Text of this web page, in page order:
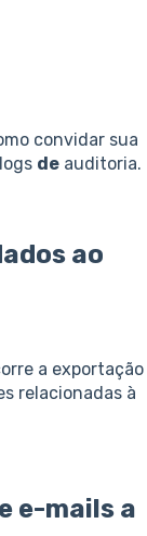
convidar sua
deauditoria.
ao
a exportação
relacionadas à
e-mails a